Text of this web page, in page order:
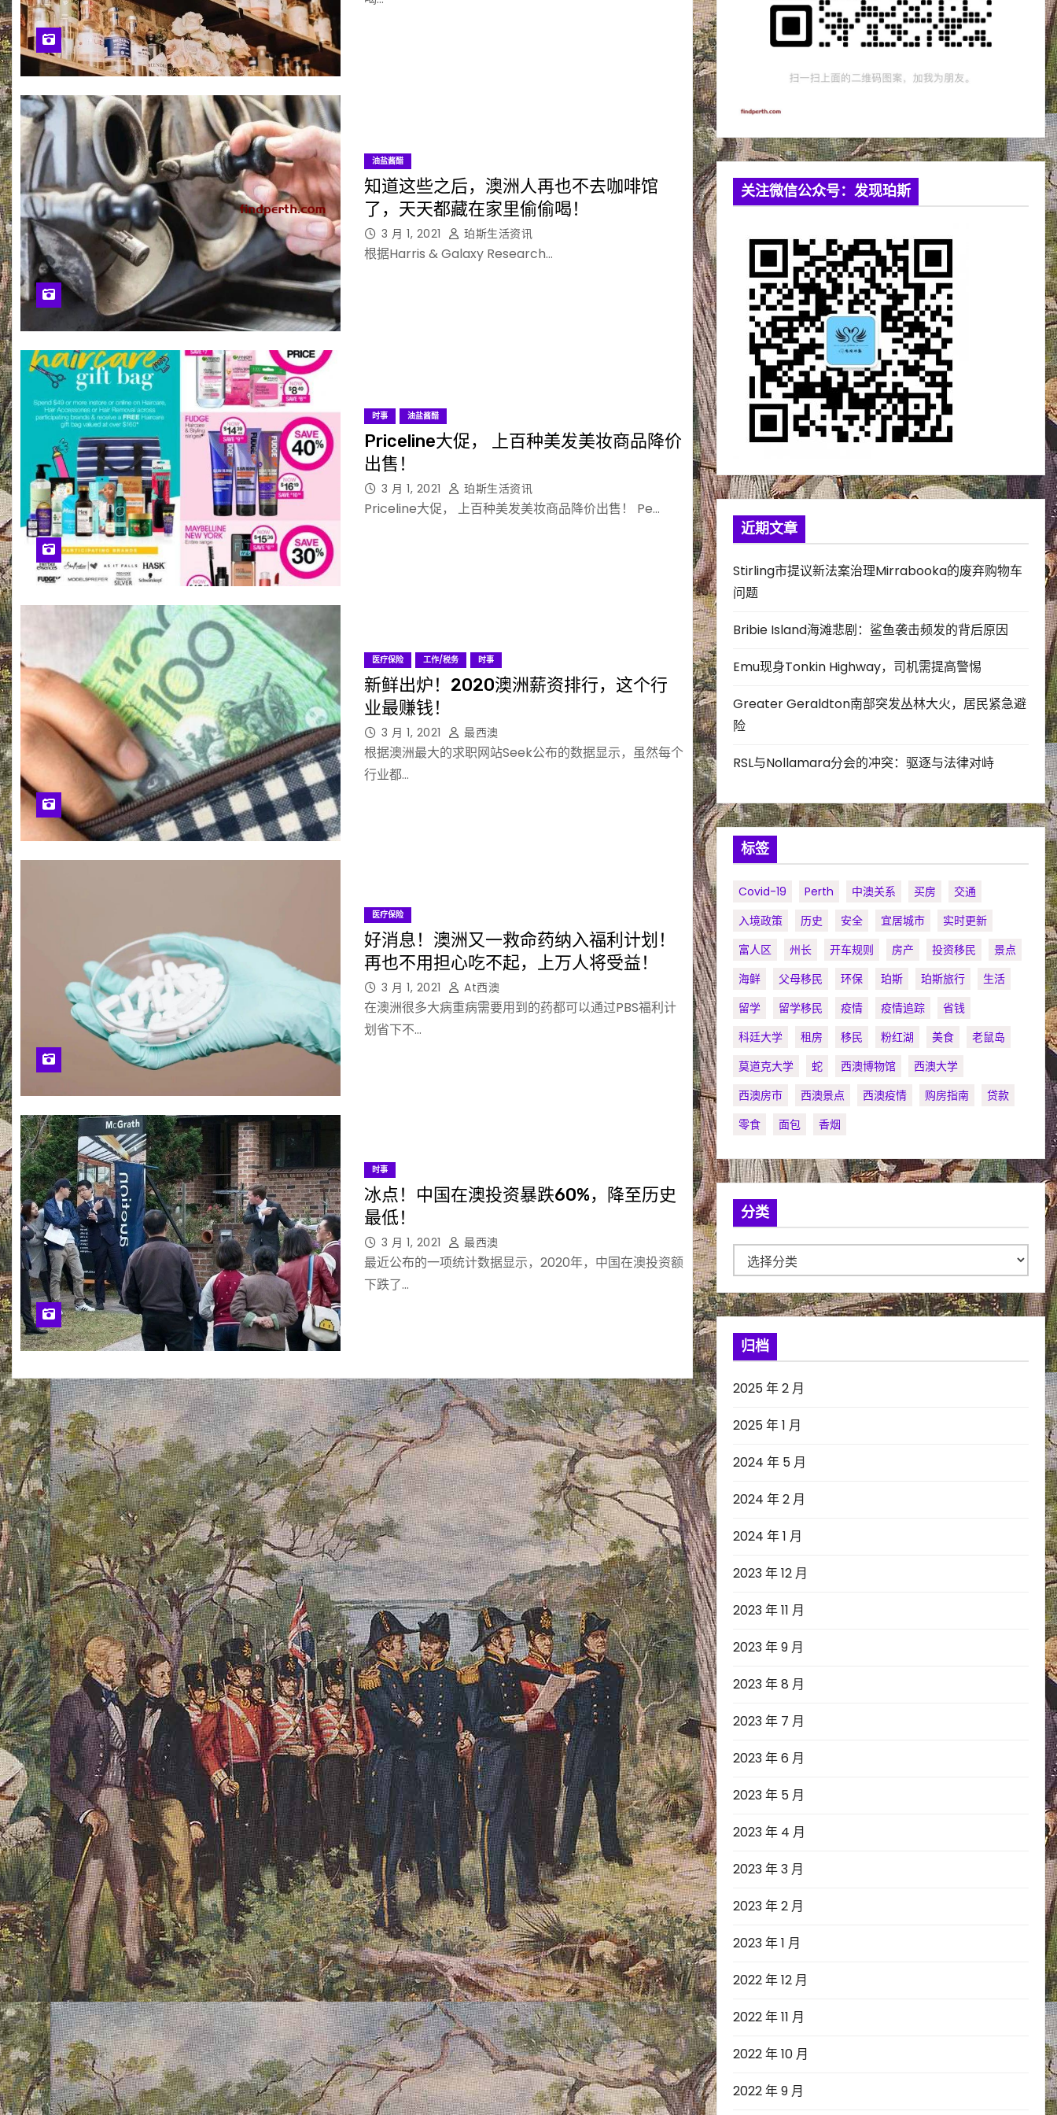
油盐酱醋
知道这些之后，澳洲人再也不去咖啡馆
了，天天都藏在家里偷偷喝！
3 月 1, 2021 珀斯生活资讯
根据Harris & Galaxy Research…
时事 油盐酱醋
Priceline大促， 上百种美发美妆商品降价
出售！
3 月 1, 2021 珀斯生活资讯
Priceline大促， 上百种美发美妆商品降价出售！ Pe…
医疗保险 工作/税务 时事
新鲜出炉！2020澳洲薪资排行，这个行
业最赚钱！
3 月 1, 2021 最西澳
根据澳洲最大的求职网站Seek公布的数据显示，虽然每个
行业都…
医疗保险
好消息！澳洲又一救命药纳入福利计划！
再也不用担心吃不起，上万人将受益！
3 月 1, 2021 At西澳
在澳洲很多大病重病需要用到的药都可以通过PBS福利计
划省下不…
时事
冰点！中国在澳投资暴跌60%，降至历史
最低！
3 月 1, 2021 最西澳
最近公布的一项统计数据显示，2020年，中国在澳投资额
下跌了…
关注微信公众号：发现珀斯
近期文章
Stirling市提议新法案治理Mirrabooka的废弃购物车
问题
Bribie Island海滩悲剧：鲨鱼袭击频发的背后原因
Emu现身Tonkin Highway，司机需提高警惕
Greater Geraldton南部突发丛林大火，居民紧急避
险
RSL与Nollamara分会的冲突：驱逐与法律对峙
标签
Covid-19 Perth 中澳关系 买房
交通
入境政策
历史 安全 宜居城市
实时更新
富人区
州长 开车规则 房产 投资移民
景点
海鲜
父母移民 环保 珀斯 珀斯旅行
生活
留学
留学移民 疫情 疫情追踪
省钱
科廷大学
租房 移民 粉红湖 美食
老鼠岛
莫道克大学
蛇 西澳博物馆
西澳大学
西澳房市
西澳景点 西澳疫情 购房指南
贷款
零食
面包 香烟
分类
类
归档
2025 年 2 月
2025 年 1 月
2024 年 5 月
2024 年 2 月
2024 年 1 月
2023 年 12 月
2023 年 11 月
2023 年 9 月
2023 年 8 月
2023 年 7 月
2023 年 6 月
2023 年 5 月
2023 年 4 月
2023 年 3 月
2023 年 2 月
2023 年 1 月
2022 年 12 月
2022 年 11 月
2022 年 10 月
2022 年 9 月